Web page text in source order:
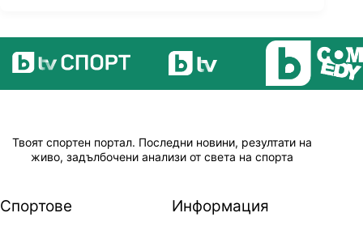
Твоят спортен портал. Последни новини, резултати на
живо, задълбочени анализи от света на спорта
Спортове Информация